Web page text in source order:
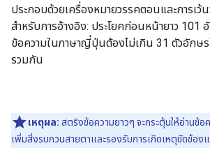
ประกอบด้วยเครื่องหมายวรรคตอนและการเว้
สำหรับการอ้างอิง: ประโยคก่อนหน้ายาว 101 อั
ข้อความในภาษาญี่ปุ่นต้องไม่เกิน 31 ตัวอักษ
รวมกัน
เหตุผล: สตริงข้อความยาวๆ จะกระตุ้นให้อ่านข้อ
เพิ่มสิ่งรบกวนสายตาและรองรับการเกิดเหตุขัดข้อง